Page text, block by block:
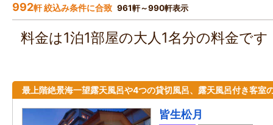
992軒 絞込み条件に合致 961軒～990軒表示
料金は1泊1部屋の大人1名分の料金で
最上階絶景海一望露天風呂や4つの貸切風呂、露天風呂付き客室
皆生松月